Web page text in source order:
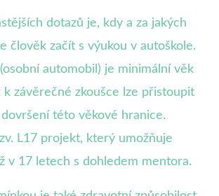
dotazů je, kdy a za jakých
člověk začít s výukou v autoškole.
automobil) je minimální věk
k závěrečné zkoušce lze přistoupit
této věkové hranice.
L17 projekt, který umožňuje
v 17 letech s dohledem mentora.